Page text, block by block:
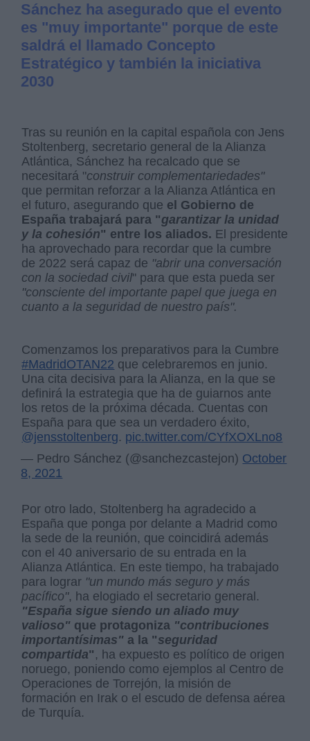
Sánchez ha asegurado que el evento
es "muy importante" porque de este
saldrá el llamado Concepto
Estratégico y también la iniciativa
2030
Tras su reunión en la capital española con Jens
Stoltenberg, secretario general de la Alianza
Atlántica, Sánchez ha recalcado que se
necesitará "construir complementariedades"
que permitan reforzar a la Alianza Atlántica en
el futuro, asegurando que el Gobierno de
España trabajará para "garantizar la unidad
y la cohesión" entre los aliados. El presidente
ha aprovechado para recordar que la cumbre
de 2022 será capaz de "abrir una conversación
con la sociedad civil" para que esta pueda ser
"consciente del importante papel que juega en
cuanto a la seguridad de nuestro país".
Comenzamos los preparativos para la Cumbre
#MadridOTAN22 que celebraremos en junio.
Una cita decisiva para la Alianza, en la que se
definirá la estrategia que ha de guiarnos ante
los retos de la próxima década. Cuentas con
España para que sea un verdadero éxito,
@jensstoltenberg. pic.twitter.com/CYfXOXLno8
— Pedro Sánchez (@sanchezcastejon) October
8, 2021
Por otro lado, Stoltenberg ha agradecido a
España que ponga por delante a Madrid como
la sede de la reunión, que coincidirá además
con el 40 aniversario de su entrada en la
Alianza Atlántica. En este tiempo, ha trabajado
para lograr "un mundo más seguro y más
pacífico", ha elogiado el secretario general.
"España sigue siendo un aliado muy
valioso" que protagoniza "contribuciones
importantísimas" a la "seguridad
compartida" , ha expuesto es político de origen
noruego, poniendo como ejemplos al Centro de
Operaciones de Torrejón, la misión de
formación en Irak o el escudo de defensa aérea
de Turquía.